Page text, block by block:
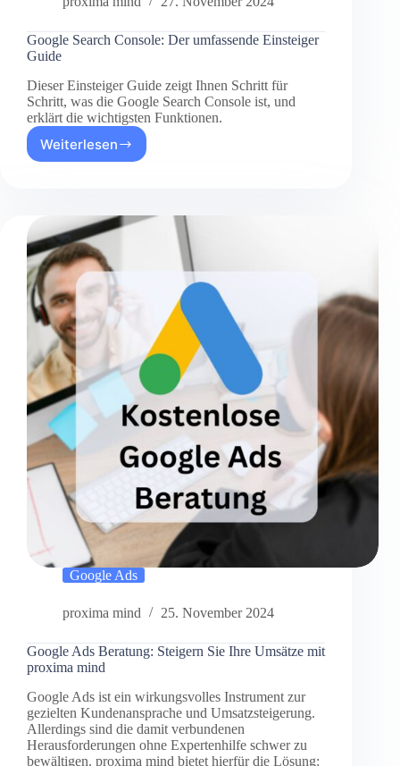
Google Search Console: Der umfassende Einsteiger
Guide
Dieser Einsteiger Guide zeigt Ihnen Schritt für
Schritt, was die Google Search Console ist, und
erklärt die wichtigsten Funktionen.
Weiterlesen
Google Ads
proxima mind 25. November 2024
Google Ads Beratung: Steigern Sie Ihre Umsätze mit
proxima mind
Google Ads ist ein wirkungsvolles Instrument zur
gezielten Kundenansprache und Umsatzsteigerung.
Allerdings sind die damit verbundenen
Herausforderungen ohne Expertenhilfe schwer zu
bewältigen. proxima mind bietet hierfür die Lösung: